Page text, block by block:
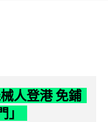
人登港 免鋪